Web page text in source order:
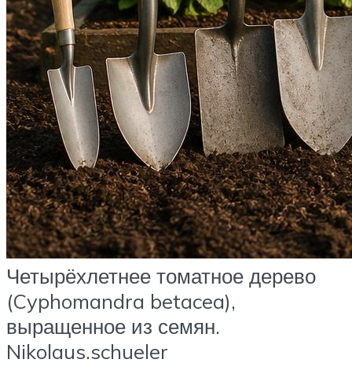
Четырёхлетнее томатное дерево
(Cyphomandra betacea),
выращенное из семян.
Nikolaus.schueler